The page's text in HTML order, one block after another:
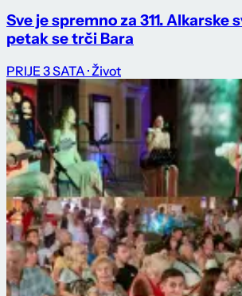
Sve je spremno za 311. Alkarske
petak se trči Bara
PRIJE 3 SATA · Život